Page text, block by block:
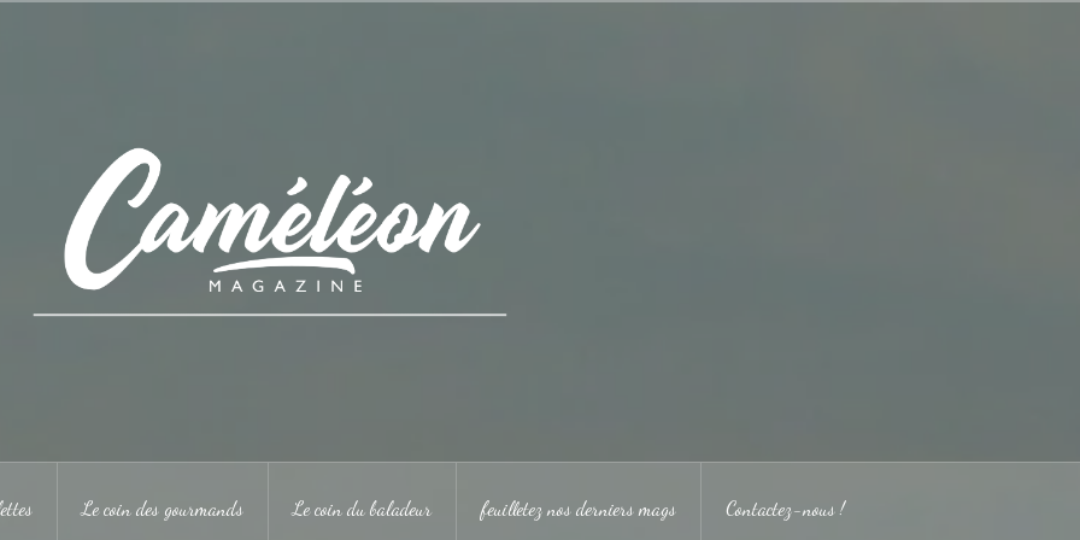
Le coin des gourmands Le coin du baladeur feuilletez nos derniers mags Contactez-nous !